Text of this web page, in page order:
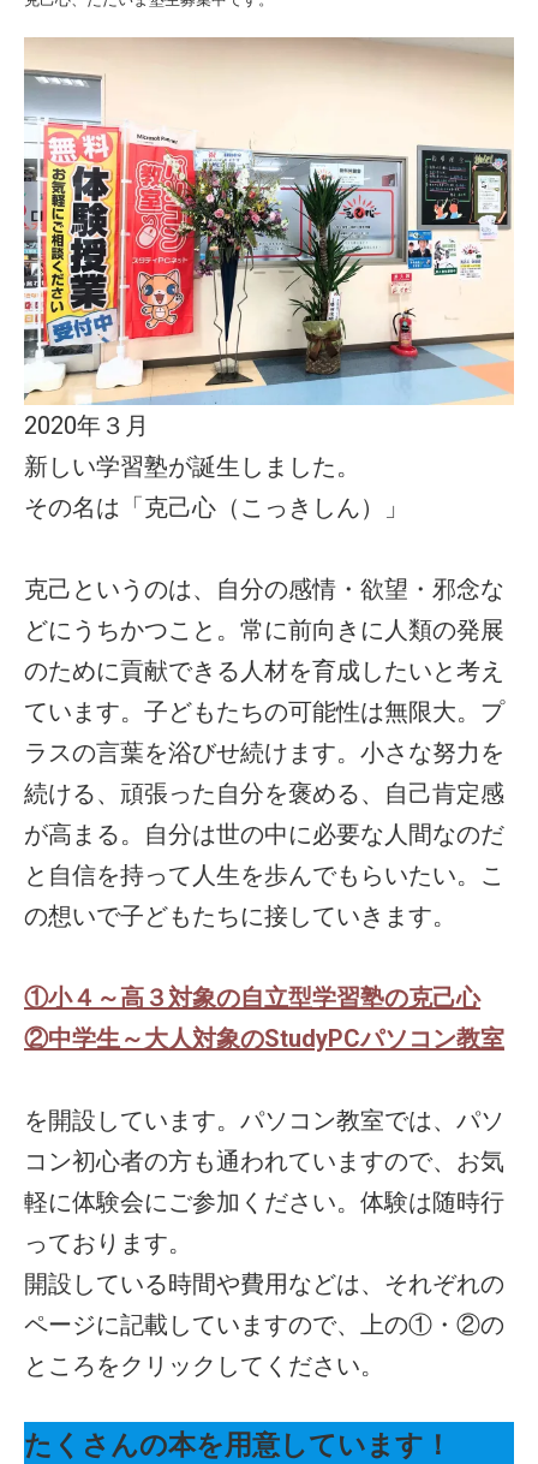
2020年３月
新しい学習塾が誕生しました。
その名は「克己心（こっきしん）」
克己というのは、自分の感情・欲望・邪念な
どにうちかつこと。常に前向きに人類の発展
のために貢献できる人材を育成したいと考え
ています。子どもたちの可能性は無限大。プ
ラスの言葉を浴びせ続けます。小さな努力を
続ける、頑張った自分を褒める、自己肯定感
が高まる。自分は世の中に必要な人間なのだ
と自信を持って人生を歩んでもらいたい。こ
の想いで子どもたちに接していきます。
①小４～高３対象の自立型学習塾の克己心
②中学生～大人対象のStudyPCパソコン教室
を開設しています。パソコン教室では、パソ
コン初心者の方も通われていますので、お気
軽に体験会にご参加ください。体験は随時行
っております。
開設している時間や費用などは、それぞれの
ページに記載していますので、上の①・②の
ところをクリックしてください。
たくさんの本を用意しています！